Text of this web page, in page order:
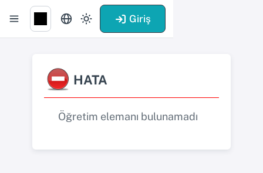
Giriş
HATA
Öğretim elemanı bulunamadı